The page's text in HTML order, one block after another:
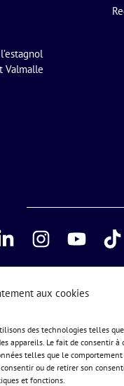
aux cookies
des technologies telles
appareils. Le fait de consentir à
telles que le
ou de retirer son
et fonctions.
Valmalle